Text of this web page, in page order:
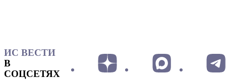
ИС ВЕСТИ
В
СОЦСЕТЯХ